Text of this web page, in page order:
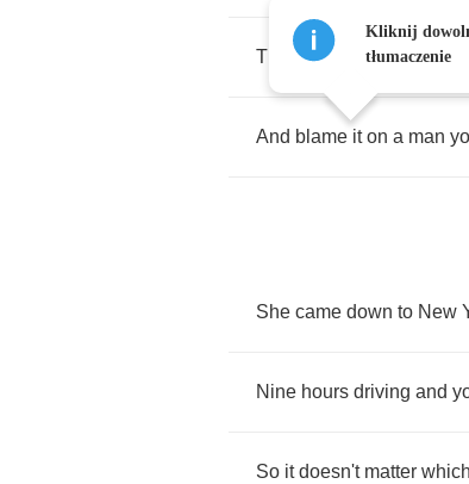
The kind makes you
And blame it on a man
She came down to New
Nine hours driving and
So it doesn't matter which
Kliknij
tłumaczenie